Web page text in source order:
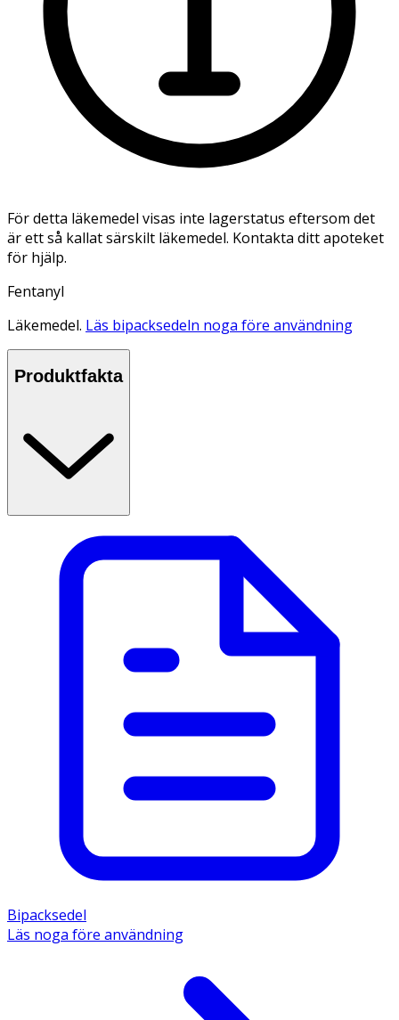
För detta läkemedel visas inte lagerstatus eftersom det
är ett så kallat särskilt läkemedel. Kontakta ditt apoteket
för hjälp.
Fentanyl
Läkemedel. Läs bipacksedeln noga före användning
Produktfakta
Bipacksedel
Läs noga före användning